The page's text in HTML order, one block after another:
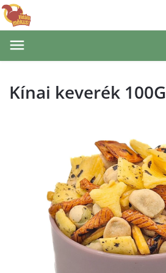
Kínai keverék 100G